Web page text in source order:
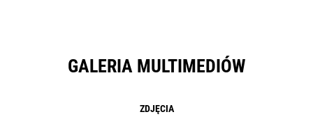
GALERIA MULTIMEDIÓW
ZDJĘCIA